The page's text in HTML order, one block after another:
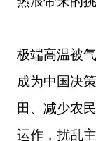
极端高温被
成为中国决
田、减少农
运作，扰乱